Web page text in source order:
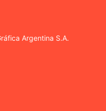
Argentina S.A.